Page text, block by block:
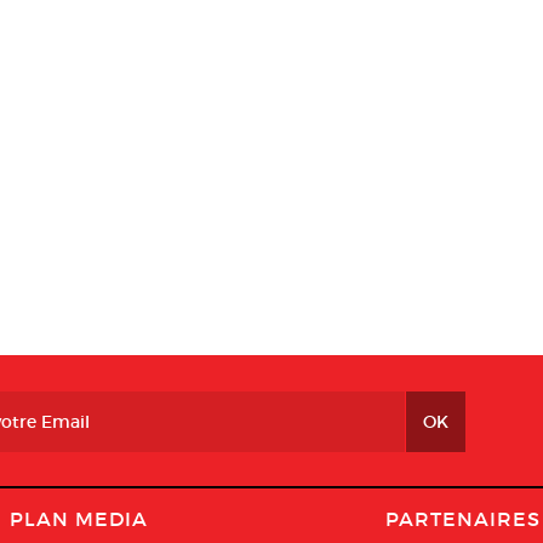
PLAN MEDIA PARTENAIRES